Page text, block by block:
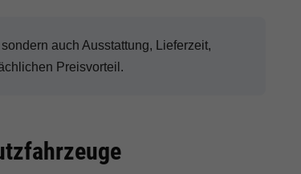
auch Ausstattung, Lieferzeit,
Preisvorteil.